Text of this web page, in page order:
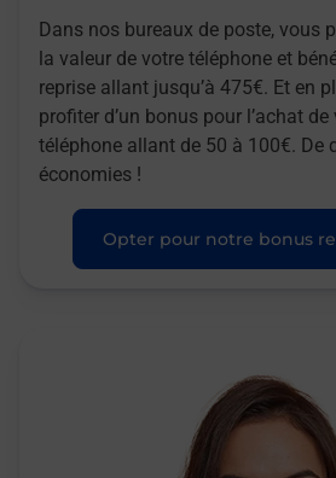
Dans nos bureaux de poste, vous
la valeur de votre téléphone et
reprise allant jusqu’à 475€. Et en
profiter d’un bonus pour l’achat
téléphone allant de 50 à 100€. De
économies !
Opter pour notre bonus